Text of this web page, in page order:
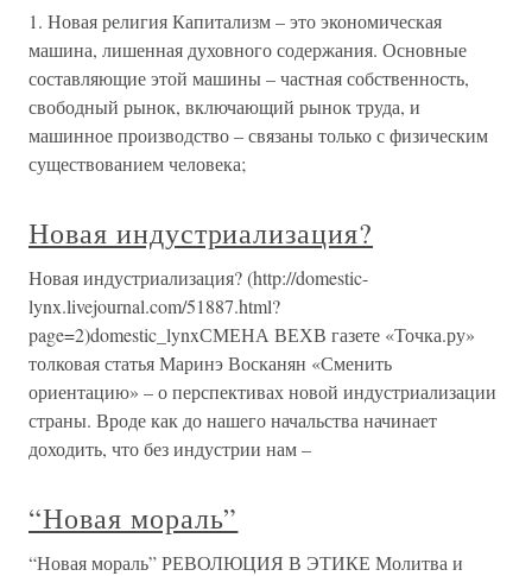
1. Новая религия Капитализм – это экономическая
машина, лишенная духовного содержания. Основные
составляющие этой машины – частная собственность,
свободный рынок, включающий рынок труда, и
машинное производство – связаны только с физическим
существованием человека;
Новая индустриализация?
Новая индустриализация? (http://domestic-
lynx.livejournal.com/51887.html?
page=2)domestic_lynxСМЕНА ВЕХВ газете «Точка.ру»
толковая статья Маринэ Восканян «Сменить
ориентацию» – о перспективах новой индустриализации
страны. Вроде как до нашего начальства начинает
доходить, что без индустрии нам –
“Новая мораль”
“Новая мораль” РЕВОЛЮЦИЯ В ЭТИКЕ Молитва и